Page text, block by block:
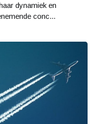
dynamiek en
conc...